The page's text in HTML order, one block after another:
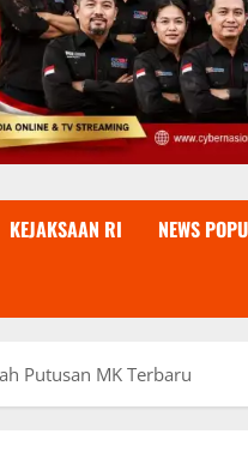
KEJAKSAAN RI NEWS
Putusan MK Terbaru